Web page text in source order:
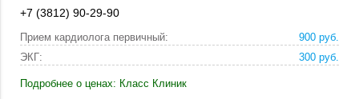
+7 (3812) 90-29-90
Прием кардиолога первичный:
900 руб.
ЭКГ:
300 руб.
Подробнее о ценах: Класс Клиник